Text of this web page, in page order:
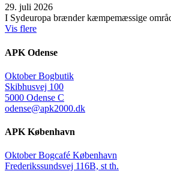
29. juli 2026
I Sydeuropa brænder kæmpemæssige
Vis flere
APK Odense
Oktober Bogbutik
Skibhusvej 100
5000 Odense C
odense@apk2000.dk
APK København
Oktober Bogcafé København
Frederikssundsvej 116B, st th.